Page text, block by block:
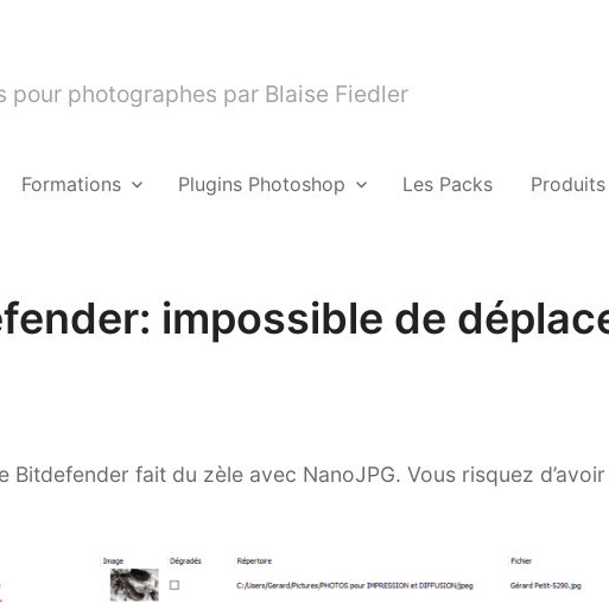
pour photographes par Blaise Fiedler
Formations Plugins Photoshop Les Packs Produits
impossible de
Bitdefender fait du zèle avec NanoJPG. Vous risquez